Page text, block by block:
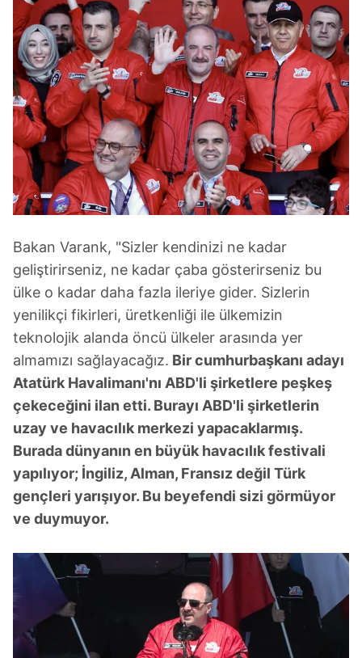
Bakan Varank, "Sizler kendinizi ne kadar
geliştirirseniz, ne kadar çaba gösterirseniz bu
ülke o kadar daha fazla ileriye gider. Sizlerin
yenilikçi fikirleri, üretkenliği ile ülkemizin
teknolojik alanda öncü ülkeler arasında yer
almamızı sağlayacağız. Bir cumhurbaşkanı adayı
Atatürk Havalimanı'nı ABD'li şirketlere peşkeş
çekeceğini ilan etti. Burayı ABD'li şirketlerin
uzay ve havacılık merkezi yapacaklarmış.
Burada dünyanın en büyük havacılık festivali
yapılıyor; İngiliz, Alman, Fransız değil Türk
gençleri yarışıyor. Bu beyefendi sizi görmüyor
ve duymuyor.